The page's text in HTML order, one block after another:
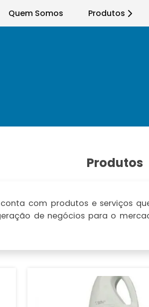
Quem Somos Produtos
Produtos
com produtos e serviços
de negócios para o